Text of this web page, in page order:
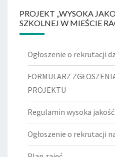
PROJEKT „WYSOKA
SZKOLNEJ W MIEŚCIE
Ogłoszenie o rekrutacji
FORMULARZ
PROJEKTU
Regulamin wysoka
Ogłoszenie o rekrutacji